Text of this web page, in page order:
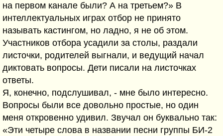
на первом канале были? А на третьем?» В
интеллектуальных играх отбор не принято
называть кастингом, но ладно, я не об этом.
Участников отбора усадили за столы, раздали
листочки, родителей выгнали, и ведущий начал
диктовать вопросы. Дети писали на листочках
ответы.
Я, конечно, подслушивал, - мне было интересно.
Вопросы были все довольно простые, но один
меня откровенно удивил. Звучал он буквально так:
«Эти четыре слова в названии песни группы БИ-2